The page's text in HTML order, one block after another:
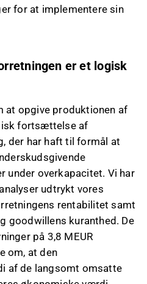
for at implementere sin
er et logisk
at opgive produktionen af
fortsættelse af
der har haft til formål at
under overkapacitet. Vi har
udtrykt vores
rentabilitet samt
goodwillens kuranthed. De
på 3,8 MEUR
om, at den
af de langsomt omsatte